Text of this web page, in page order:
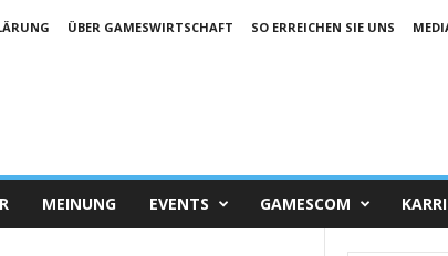
ÜBER GAMESWIRTSCHAFT SO ERREICHEN SIE UNS
MEINUNG EVENTS GAMESCOM